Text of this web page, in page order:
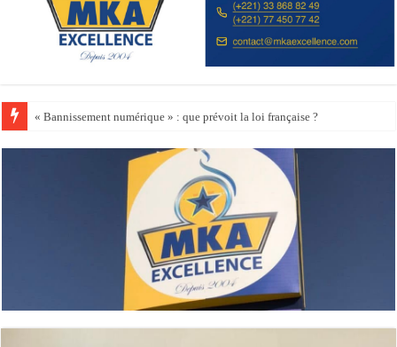
Happy City Index 2026 : aucune ville africaine parmi les 200 premières